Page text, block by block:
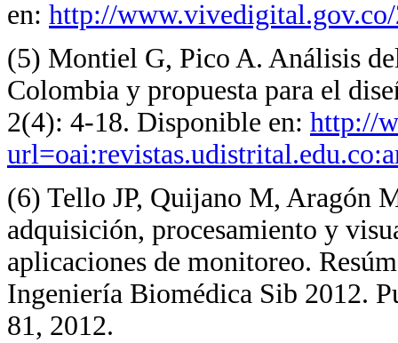
en: http://
(5) Montiel G, Pico A. Análisis
Colombia y propuesta para el
2(4): 4-18. Disponible en: http://
(6) Tello JP, Quijano M, Aragón
adquisición, procesamiento y
aplicaciones de monitoreo.
Ingeniería Biomédica Sib 2012.
81, 2012.